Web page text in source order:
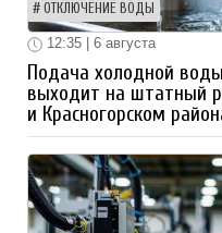
ОТКЛЮЧЕНИЕ ВОДЫ
12:35 | 6 августа
Подача холодной
выходит на штатный
и Красногорском